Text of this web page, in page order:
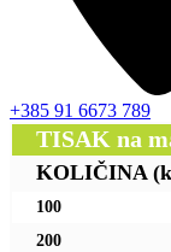
+385 91 6673 789
TISAK na
KOLIČINA
100
200